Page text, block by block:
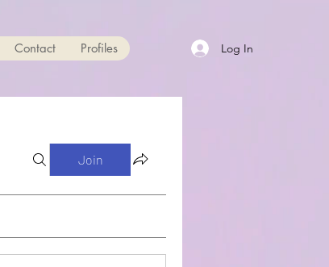
Contact Profiles Log In
Join